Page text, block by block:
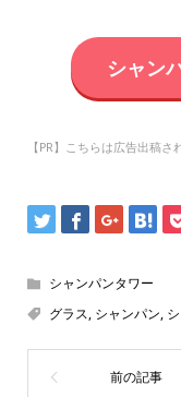
シャン
【PR】こちらは広告出稿さ
シャンパンタワー
グラス, シャンパン,